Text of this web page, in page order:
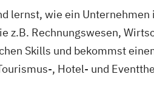
lernst, wie ein Unternehmen
z.B. Rechnungswesen,
Skills und bekommst
, Hotel- und